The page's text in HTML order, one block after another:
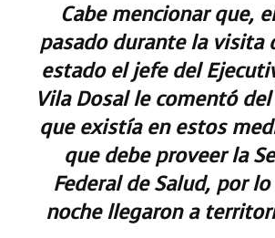
Cabe mencionar que,
pasado durante la visita
estado el jefe del
Vila Dosal le comentó
que existía en estos
que debe proveer la
Federal de Salud, por
noche llegaron a